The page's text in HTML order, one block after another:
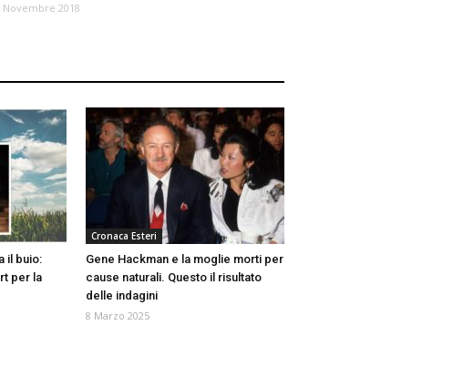
Novembre 2018
il buio:
per la
Cronaca Esteri
Gene Hackman e la moglie morti per
cause naturali. Questo il risultato
delle indagini
8 Marzo 2025